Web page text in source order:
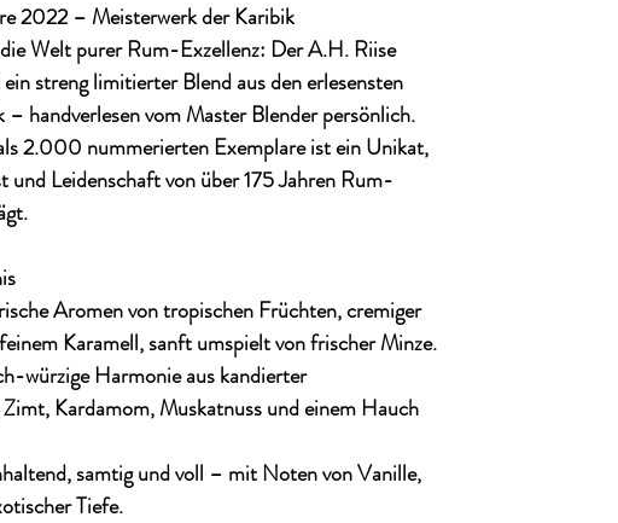
2022 – Meisterwerk der Karibik
Welt purer Rum-Exzellenz: DerA.H. Riise
streng limitierter Blend aus den erlesensten
– handverlesen vom Master Blender persönlich.
2.000 nummerierten Exemplareist ein Unikat,
und Leidenschaft von über 175 Jahren Rum-
Aromen von tropischen Früchten, cremiger
Karamell, sanft umspielt von frischer Minze.
würzige Harmonie aus kandierter
Kardamom, Muskatnuss und einem Hauch
samtig und voll – mit Noten von Vanille,
Tiefe.